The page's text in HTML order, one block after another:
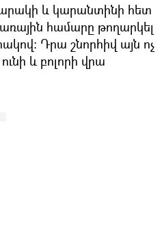
և կարանտինի հետ
համարը թողարկել
Դրա շնորհիվ այն ոչ
և բոլորի վրա